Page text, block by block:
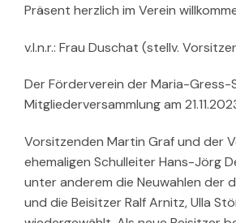
Präsent herzlich im Verein
v.l.n.r.: Frau Duschat (stellv.
Der Förderverein der Maria-Gress-
Mitgliederversammlung am
Vorsitzenden Martin Graf und der
ehemaligen Schulleiter Hans-Jörg
unter anderem die Neuwahlen der
und die Beisitzer Ralf Arnitz, Ulla